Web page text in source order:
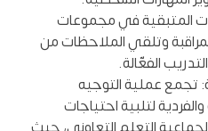
المتبقية في مجموعات
وتلقي الملاحظات من
الفعّالة.
تجمع عملية التوجيه
لتلبية احتياجات